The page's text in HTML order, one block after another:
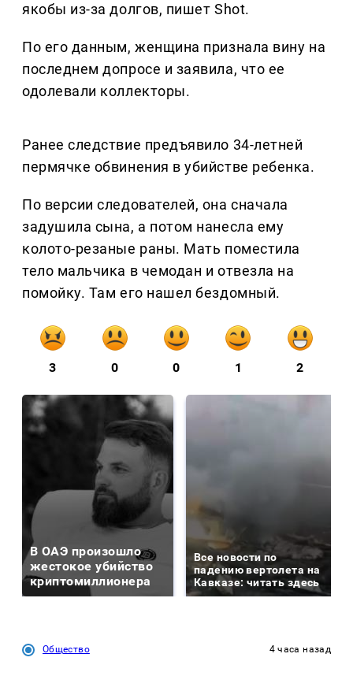
якобы из-за долгов, пишет Shot.
По его данным, женщина признала вину на
последнем допросе и заявила, что ее
одолевали коллекторы.
Ранее следствие предъявило 34-летней
пермячке обвинения в убийстве ребенка.
По версии следователей, она сначала
задушила сына, а потом нанесла ему
колото-резаные раны. Мать поместила
тело мальчика в чемодан и отвезла на
помойку. Там его нашел бездомный.
3 0 0 1 2
В ОАЭ произошло
жестокое убийство
криптомиллионера
Все новости по
падению вертолета на
Кавказе: читать здесь
Общество 4 часа назад